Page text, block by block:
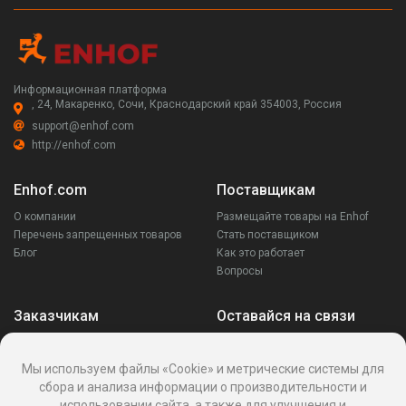
Информационная платформа
, 24, Макаренко, Сочи, Краснодарский край 354003, Россия
support@enhof.com
http://enhof.com
Enhof.com
О компании
Перечень запрещенных товаров
Блог
Поставщикам
Размещайте товары на Enhof
Стать поставщиком
Как это работает
Вопросы
Заказчикам
Ваши запросы
Написать поставщику
Оставайся на связи
Мы используем файлы «Cookie» и метрические системы для
сбора и анализа информации о производительности и